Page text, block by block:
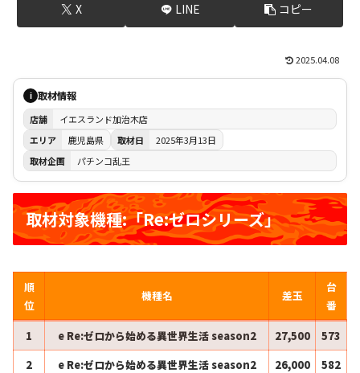
X LINE コピー
2025.04.08
i 取材情報
店舗
イエスランド加治木店
エリア
鹿児島県 取材日
2025年3月13日
取材企画
パチンコ乱王
取材対象機種:「Re:ゼロシリーズ」
順
位
機種名 差玉
台
番
1
e Re:ゼロから始める異世界生活 season2 27,500
573
2
e Re:ゼロから始める異世界生活 season2 26,000
582